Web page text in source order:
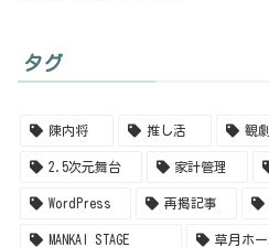
タグ
陳内将 推し活 観
2.5次元舞台 家計管理
WordPress 再掲記事
MANKAI STAGE 草月ホ